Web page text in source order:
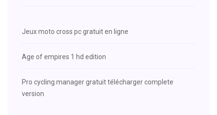
Jeux moto cross pc gratuit en ligne
Age of empires 1 hd edition
Pro cycling manager gratuit télécharger complete
version